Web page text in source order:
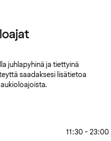
juhlapyhinä ja tiettyinä
saadaksesi lisätietoa
11:30 - 23:00